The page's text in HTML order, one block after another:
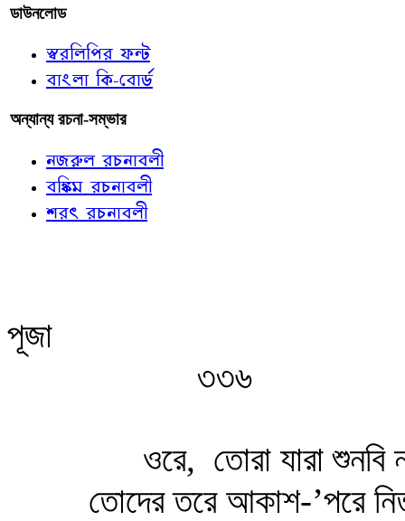
ডাউনলোড
স্বরলিপির ফন্ট
বাংলা কি-বোর্ড
অন্যান্য রচনা-সম্ভার
নজরুল রচনাবলী
বঙ্কিম রচনাবলী
শরৎ রচনাবলী
পূজা
৩৩৬
ওরে, তোরা যারা শুনবি
তোদের তরে আকাশ-’পরে